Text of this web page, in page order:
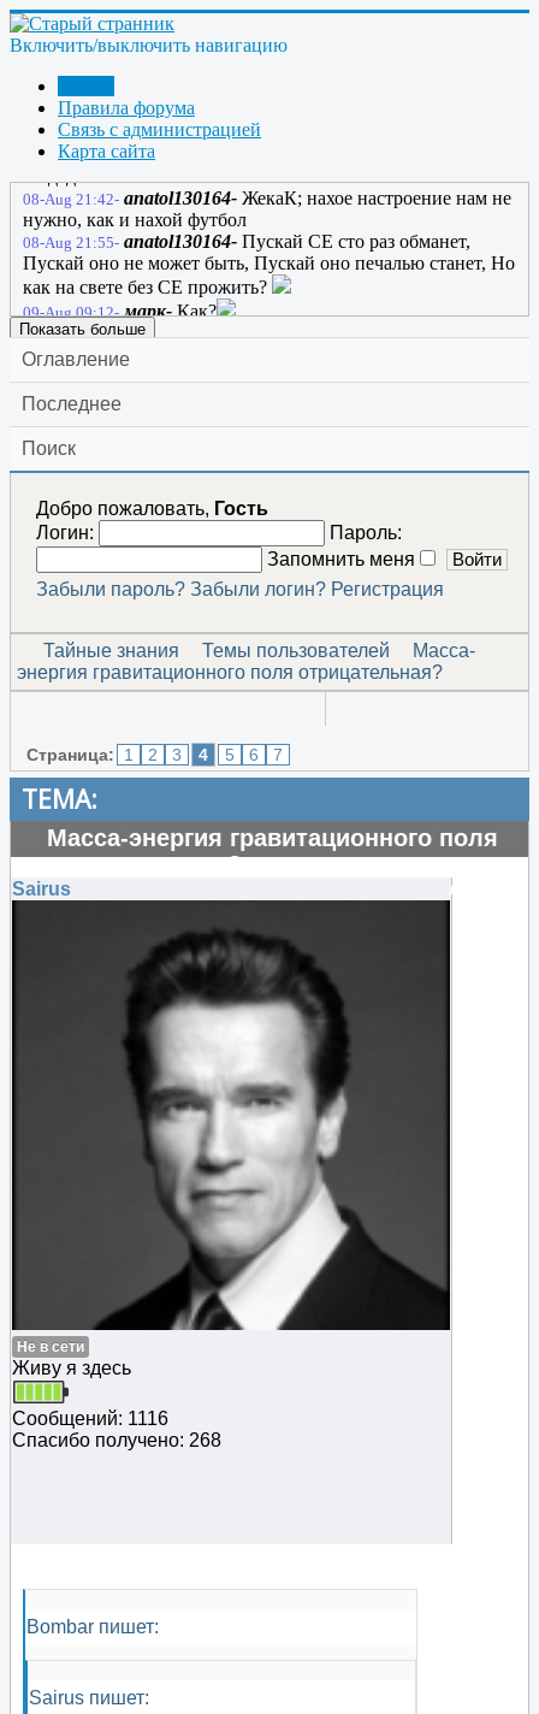
Включить/выключить навигацию
Правила форума
Связь с администрацией
Карта сайта
голос вдруг раздался, он ток ВЧ с фотонами включил. На
счете раз за рамки чата вышел, на счете два - явился
вольтов ток! Самозапит пока еще не вышел, но стих
вполне приличный, вот итог!
08-Aug 21:27- ЖекаК-
08-Aug 21:29- марк-
08-Aug 21:30- марк-
08-Aug 21:42- anatol130164- ЖекаК; нахое настроение нам не
нужно, как и нахой футбол
08-Aug 21:55- anatol130164- Пускай СЕ сто раз обманет,
Пускай оно не может быть, Пускай оно печалью станет, Но
как на свете без CЕ прожить?
09-Aug 09:12- марк-Как?
Показать больше
Оглавление
Последнее
Поиск
Добро пожаловать, Гость
Логин:
Пароль:
Запомнить меня
Забыли пароль? Забыли логин? Регистрация
Тайные знания Темы пользователей
Масса-
энергия гравитационного поля отрицательная?
Страница: 1 2 3 4 5 6 7
ТЕМА:
Масса-энергия гравитационного поля
отрицательная?
#130672
Sairus
Не в сети
Живу я здесь
Сообщений: 1116
Спасибо получено: 268
Bombar пишет:
Sairus пишет: